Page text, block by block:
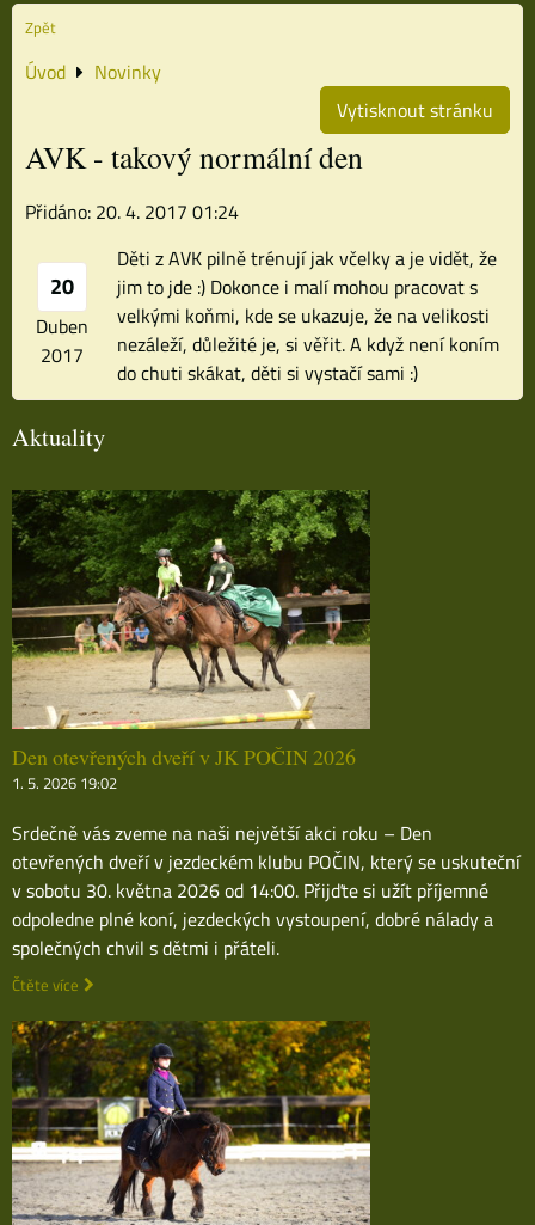
Zpět
Úvod
Novinky
Vytisknout stránku
AVK - takový normální den
Přidáno: 20. 4. 2017 01:24
20
Duben
2017
Děti z AVK pilně trénují jak včelky a je vidět, že
jim to jde :) Dokonce i malí mohou pracovat s
velkými koňmi, kde se ukazuje, že na velikosti
nezáleží, důležité je, si věřit. A když není koním
do chuti skákat, děti si vystačí sami :)
Aktuality
Den otevřených dveří v JK POČIN 2026
1. 5. 2026 19:02
Srdečně vás zveme na naši největší akci roku – Den
otevřených dveří v jezdeckém klubu POČIN, který se uskuteční
v sobotu 30. května 2026 od 14:00. Přijďte si užít příjemné
odpoledne plné koní, jezdeckých vystoupení, dobré nálady a
společných chvil s dětmi i přáteli.
Čtěte více